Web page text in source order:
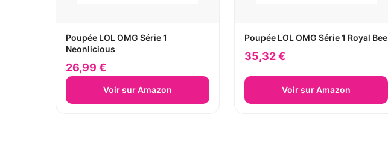
Poupée LOL OMG Série 1
Neonlicious
26,99 €
Voir sur Amazon
Poupée LOL OMG Série 1 Royal Bee
35,32 €
Voir sur Amazon